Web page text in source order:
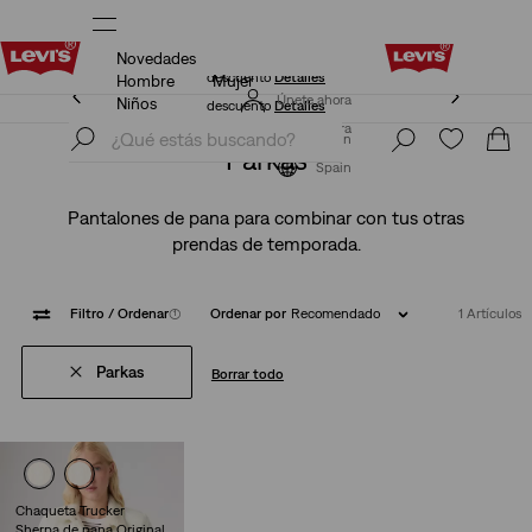
Unidays: Los estudiantes obtienen un 20% de
descuento Detalles
Únete ahora
Spain
Novedades
Hombre
Mujer
Niños
Unidays: Los estudiantes obtienen un 20% de
descuento Detalles
Únete ahora
Spain
Parkas
Pantalones de pana para combinar con tus otras
prendas de temporada.
Filtro / Ordenar(1) Ordenar por Recomendado 1 Artículos
Parkas Borrar todo
Chaqueta Trucker